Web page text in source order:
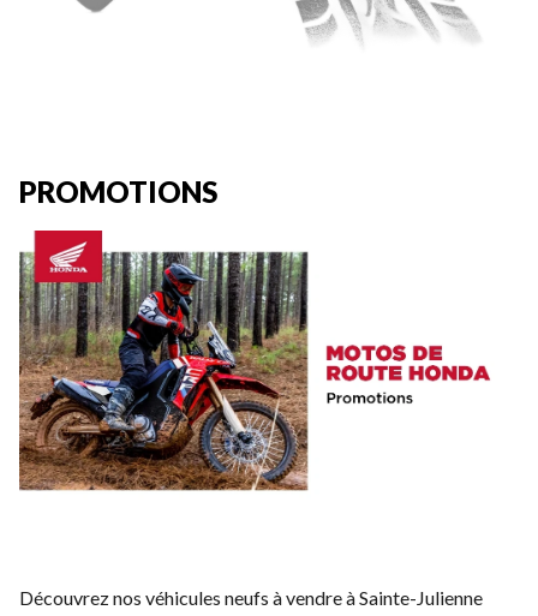
PROMOTIONS
Découvrez nos véhicules neufs à vendre à Sainte-Julienne